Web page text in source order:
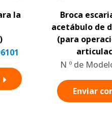
la
Broca
acetábulo de
(para
N º de
Enviar